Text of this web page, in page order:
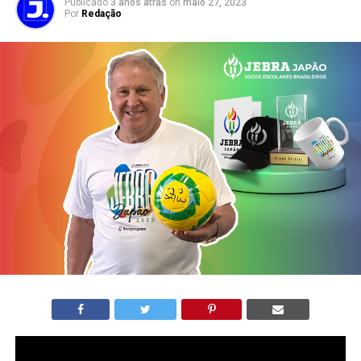
Publicado 3 anos atrás on maio 27, 2023
Por Redação